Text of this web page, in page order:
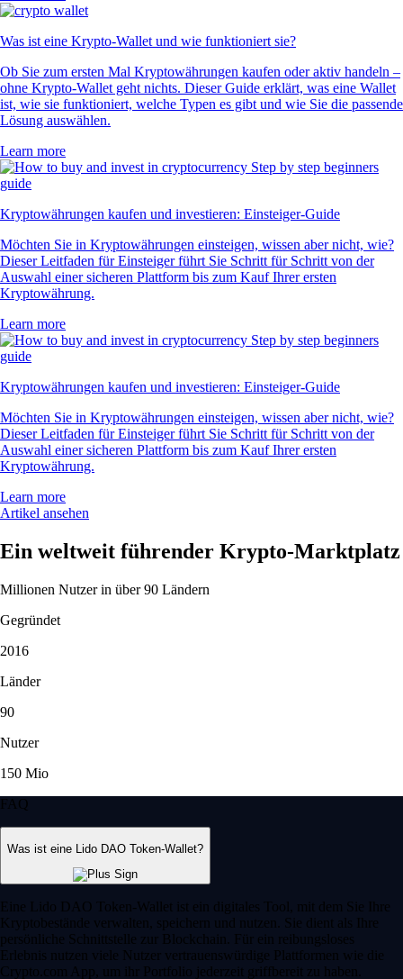
Was ist eine Krypto-Wallet und wie funktioniert sie?
Ob Sie zum ersten Mal Kryptowährungen kaufen oder aktiv handeln –
ohne Krypto-Wallet geht nichts. Dieser Guide erklärt, was eine Wallet
ist, wie sie funktioniert, welche Typen es gibt und wie Sie die passende
Lösung auswählen.
Learn more
Kryptowährungen kaufen und investieren: Einsteiger-Guide
Möchten Sie in Kryptowährungen einsteigen, wissen aber nicht, wie?
Dieser Leitfaden für Einsteiger führt Sie Schritt für Schritt von der
Auswahl einer sicheren Plattform bis zum Kauf Ihrer ersten
Kryptowährung.
Learn more
Kryptowährungen kaufen und investieren: Einsteiger-Guide
Möchten Sie in Kryptowährungen einsteigen, wissen aber nicht, wie?
Dieser Leitfaden für Einsteiger führt Sie Schritt für Schritt von der
Auswahl einer sicheren Plattform bis zum Kauf Ihrer ersten
Kryptowährung.
Learn more
Artikel ansehen
Ein weltweit führender Krypto-Marktplatz
Millionen Nutzer in über 90 Ländern
Gegründet
2016
Länder
90
Nutzer
150 Mio
FAQ
Was ist eine Lido DAO Token-Wallet?
Eine Lido DAO Token-Wallet ist ein digitales Tool, mit dem Sie Ihre
Kryptobestände verwalten, speichern und nutzen. Sie dient als Ihre
persönliche Schnittstelle zur Blockchain. Für ein reibungsloses
Erlebnis nutzen viele Nutzer vertrauenswürdige Plattformen wie die
Crypto.com App, um ihr Portfolio jederzeit griffbereit zu haben.